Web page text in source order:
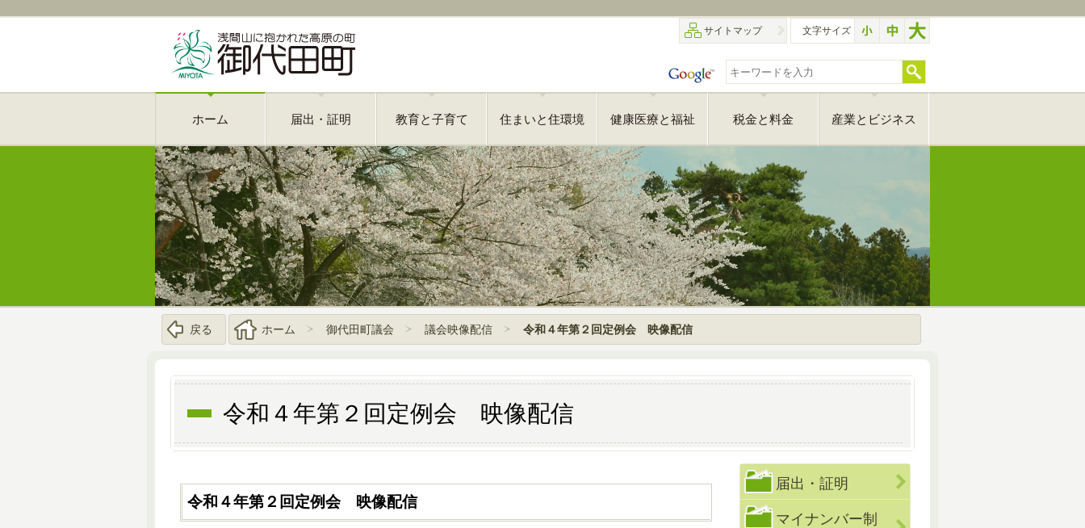
サイトマップ 文字サイズ
ホーム 届出・証明 教育と子育て 住まいと住環境 健康医療と福祉 税金と料金 産業とビジネス
戻る ホーム 御代田町議会 議会映像配信 令和４年第２回定例会 映像配信
令和４年第２回定例会 映像配信
令和４年第２回定例会 映像配信
届出・証明
マイナンバー制